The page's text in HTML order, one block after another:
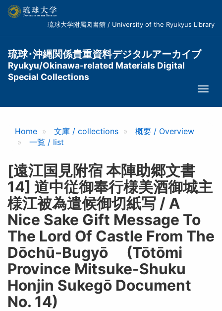
コ
琉球大学附属図書館 / University of the Ryukyus Library
琉球･沖縄関係貴重資料デジタルアーカイブ
Ryukyu/Okinawa-related Materials Digital
Special Collections
Home 文庫 / collections
概要 / Overview
一覧 / list
[遠江国見附宿 本陣助郷文書
14] 道中従御奉行様美酒御城主
様江被為遣候御切紙写 / A
Nice Sake Gift Message To
The Lord Of Castle From The
Dōchū-Bugyō (Tōtōmi
Province Mitsuke-Shuku
Honjin Sukegō Document
No. 14)